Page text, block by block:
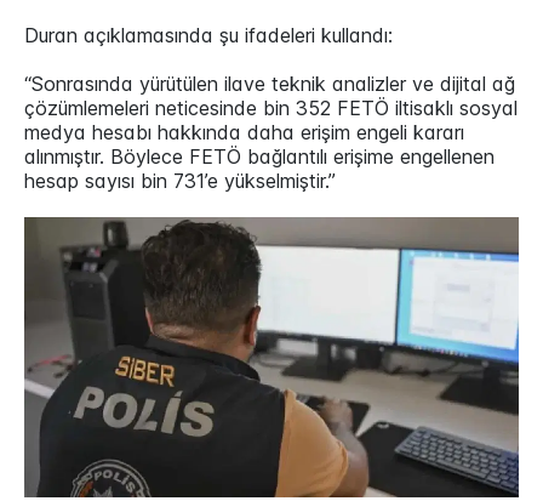
Duran açıklamasında şu ifadeleri kullandı:
“Sonrasında yürütülen ilave teknik analizler ve dijital ağ
çözümlemeleri neticesinde bin 352 FETÖ iltisaklı sosyal
medya hesabı hakkında daha erişim engeli kararı
alınmıştır. Böylece FETÖ bağlantılı erişime engellenen
hesap sayısı bin 731’e yükselmiştir.”